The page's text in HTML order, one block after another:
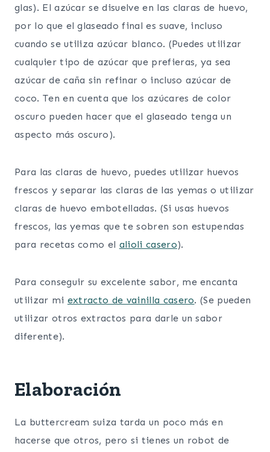
glas). El azúcar se disuelve en las claras de huevo,
por lo que el glaseado final es suave, incluso
cuando se utiliza azúcar blanco. (Puedes utilizar
cualquier tipo de azúcar que prefieras, ya sea
azúcar de caña sin refinar o incluso azúcar de
coco. Ten en cuenta que los azúcares de color
oscuro pueden hacer que el glaseado tenga un
aspecto más oscuro).
Para las claras de huevo, puedes utilizar huevos
frescos y separar las claras de las yemas o utilizar
claras de huevo embotelladas. (Si usas huevos
frescos, las yemas que te sobren son estupendas
para recetas como el alioli casero).
Para conseguir su excelente sabor, me encanta
utilizar mi extracto de vainilla casero. (Se pueden
utilizar otros extractos para darle un sabor
diferente).
Elaboración
La buttercream suiza tarda un poco más en
hacerse que otros, pero si tienes un robot de